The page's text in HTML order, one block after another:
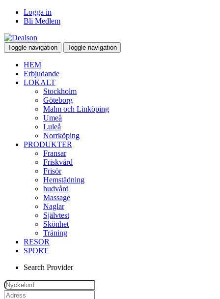
Logga in
Bli Medlem
Toggle navigation Toggle navigation
HEM
Erbjudande
LOKALT
Stockholm
Göteborg
Malm och Linköping
Umeå
Luleå
Norrköping
PRODUKTER
Fransar
Friskvård
Frisör
Hemstädning
hudvård
Massage
Naglar
Självtest
Skönhet
Träning
RESOR
SPORT
Search Provider